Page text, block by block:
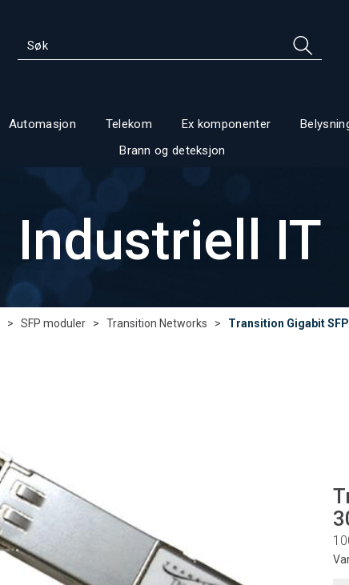
Automasjon Telekom Ex komponenter
Brann og deteksjon
Industriell IT
> SFP moduler > Transition Networks > Transition Gigabit